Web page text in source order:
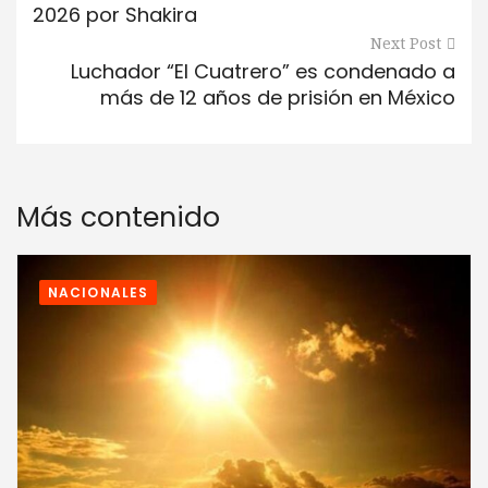
2026 por Shakira
Next Post
Luchador “El Cuatrero” es condenado a
más de 12 años de prisión en México
Más contenido
NACIONALES